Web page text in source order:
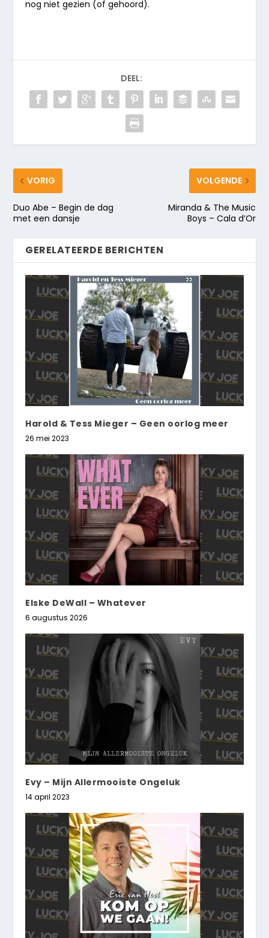
nog niet gezien (of gehoord).
DEEL:
VORIG
Duo Abe – Begin de dag
met een dansje
VOLGENDE
Miranda & The Music
Boys – Cala d’Or
GERELATEERDE BERICHTEN
Harold & Tess Mieger – Geen oorlog meer
26 mei 2023
Elske DeWall – Whatever
6 augustus 2026
Evy – Mijn Allermooiste Ongeluk
14 april 2023